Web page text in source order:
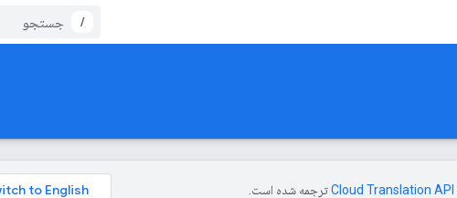
/
ترجمه شده است.